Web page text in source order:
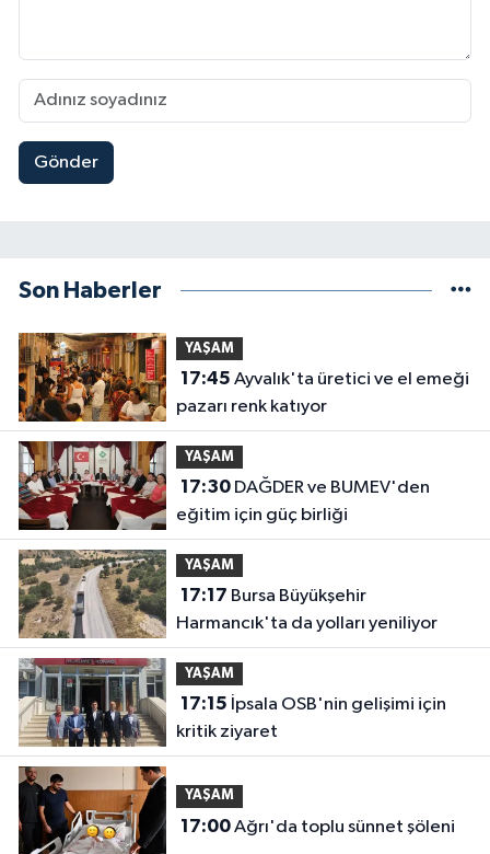
Gönder
Son Haberler
YAŞAM
17:45
pazarı renk katıyor
YAŞAM
17:30DAĞDER ve BUMEV'den
eğitim için güç birliği
YAŞAM
17:17
Harmancık'ta da yolları yeniliyor
YAŞAM
17:15
kritik ziyaret
YAŞAM
17:00Ağrı'da toplu sünnet şöleni